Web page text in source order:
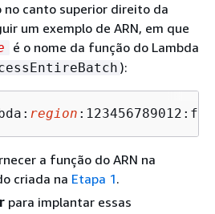
no canto superior direito da
um exemplo de ARN, em que
é o nome da função do Lambda
):
region
a função do ARN na
criada na Etapa 1.
para implantar essas